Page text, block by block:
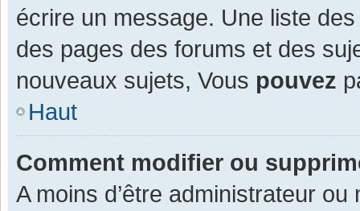
écrire un message. Une liste
des pages des forums et des
nouveaux sujets, Vous pouvez
Haut
Comment modifier ou
A moins d’être administrateur